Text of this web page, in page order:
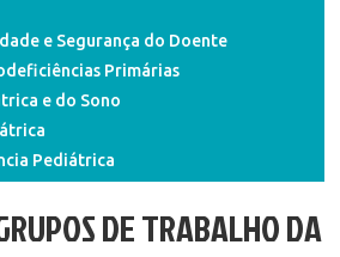
e Segurança do Doente
Primárias
e do Sono
Pediátrica
DE TRABALHO DA